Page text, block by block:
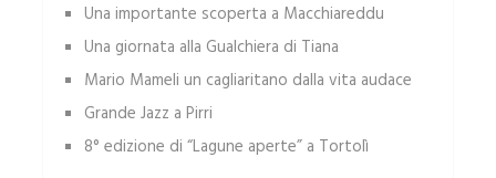
Una importante scoperta a Macchiareddu
Una giornata alla Gualchiera di Tiana
Mario Mameli un cagliaritano dalla vita audace
Grande Jazz a Pirri
8° edizione di “Lagune aperte” a Tortolì